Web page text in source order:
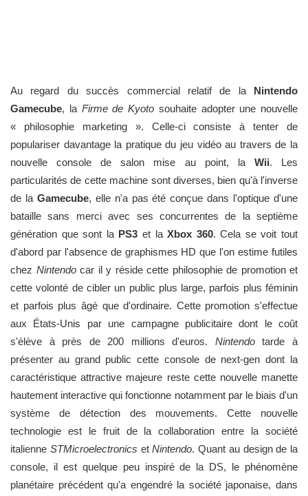
Au regard du succès commercial relatif de la Nintendo
Gamecube, la Firme de Kyoto souhaite adopter une nouvelle
« philosophie marketing ». Celle-ci consiste à tenter de
populariser davantage la pratique du jeu vidéo au travers de la
nouvelle console de salon mise au point, la Wii. Les
particularités de cette machine sont diverses, bien qu'à l'inverse
de la Gamecube, elle n'a pas été conçue dans l'optique d'une
bataille sans merci avec ses concurrentes de la septième
génération que sont la PS3 et laXbox 360. Cela se voit tout
d'abord par l'absence de graphismes HD que l'on estime futiles
chez Nintendocar il y réside cette philosophie de promotion et
cette volonté de cibler un public plus large, parfois plus féminin
et parfois plus âgé que d'ordinaire. Cette promotion s'effectue
aux États-Unis par une campagne publicitaire dont le coût
s'élève à près de 200 millions d'euros. Nintendotarde à
présenter au grand public cette console de next-gen dont la
caractéristique attractive majeure reste cette nouvelle manette
hautement interactive qui fonctionne notamment par le biais d'un
système de détection des mouvements. Cette nouvelle
technologie est le fruit de la collaboration entre la société
italienne STMicroelectronics etNintendo. Quant au design de la
console, il est quelque peu inspiré de la DS, le phénomène
planétaire précédent qu'a engendré la société japonaise, dans